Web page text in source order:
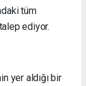
tüm
ediyor.
yer aldığı bir